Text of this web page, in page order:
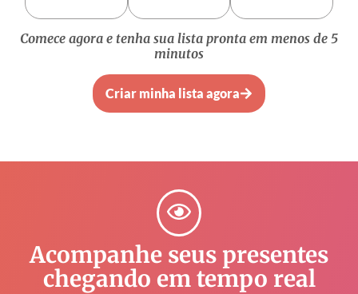
Comece agora e tenha sua lista pronta em menos de 5
minutos
Criar minha lista agora
Acompanhe seus presentes
chegando em tempo real